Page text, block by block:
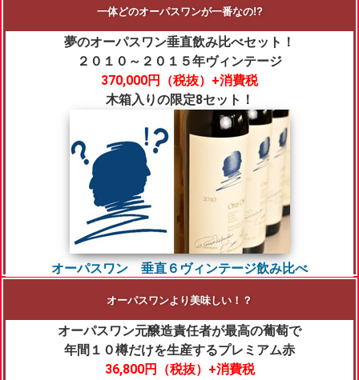
一体どのオーパスワンが一番なの!?
夢のオーパスワン垂直飲み比べセット！
２０１０～２０１５年ヴィンテージ
370,000円（税抜）+消費税
木箱入りの限定8セット！
オーパスワン 垂直６ヴィンテージ飲み比べ
オーパスワンより美味しい！？
オーパスワン元醸造責任者が最高の葡萄で
年間１０樽だけを生産するプレミアム赤
36,800円（税抜）+消費税